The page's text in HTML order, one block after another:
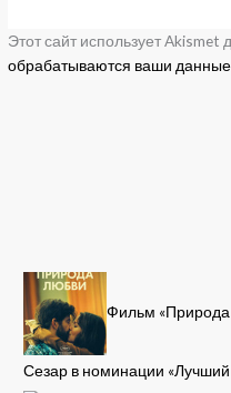
Этот сайт использует
обрабатываются ваши
Фильм
Сезар в номинации